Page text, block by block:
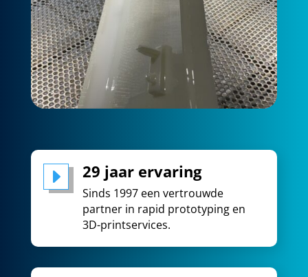
E 29 jaar ervaring
Sinds 1997 een vertrouwde
partner in rapid prototyping en
3D-printservices.